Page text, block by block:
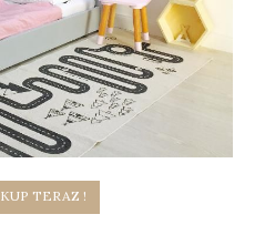
KUP TERAZ !